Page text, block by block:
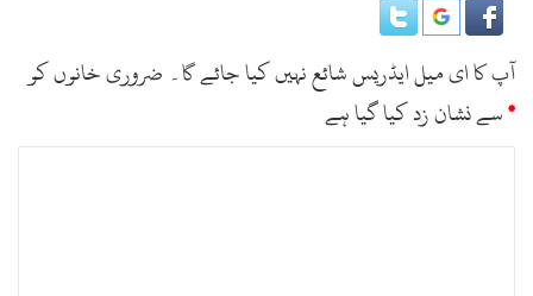
آپ کا ای میل ایڈریس شائع نہیں کیا جائے گا۔ ضروری خانوں کو
*سے نشان زد کیا گیا ہے